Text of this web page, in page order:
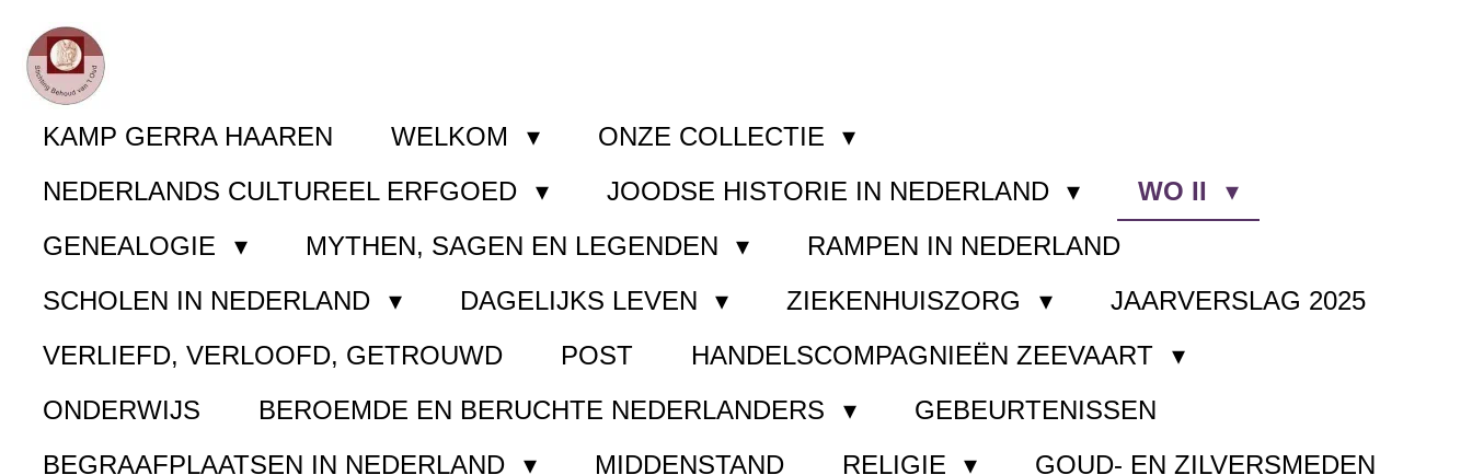
Ga
direct
naar
hoofdinhoud
KAMP GERRA HAAREN WELKOM
ONZE COLLECTIE
NEDERLANDS CULTUREEL ERFGOED
JOODSE HISTORIE IN NEDERLAND
WO II
GENEALOGIE
MYTHEN, SAGEN EN LEGENDEN
RAMPEN IN NEDERLAND
SCHOLEN IN NEDERLAND
DAGELIJKS LEVEN ZIEKENHUISZORG
JAARVERSLAG 2025
VERLIEFD, VERLOOFD, GETROUWD
POST
HANDELSCOMPAGNIEËN ZEEVAART
ONDERWIJS
BEROEMDE EN BERUCHTE NEDERLANDERS
GEBEURTENISSEN
BEGRAAFPLAATSEN IN NEDERLAND
MIDDENSTAND RELIGIE
GOUD- EN ZILVERSMEDEN